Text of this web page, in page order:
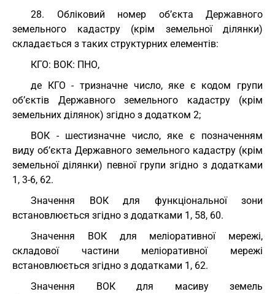
28. Обліковий номер об’єкта Державного
земельного кадастру (крім земельної ділянки)
складається з таких структурних елементів:
КГО: ВОК: ПНО,
де КГО - тризначне число, яке є кодом групи
об’єктів Державного земельного кадастру (крім
земельних ділянок) згідно з додатком 2;
ВОК - шестизначне число, яке є позначенням
виду об’єкта Державного земельного кадастру (крім
земельної ділянки) певної групи згідно з додатками
1, 3-6, 62.
Значення ВОК для функціональної зони
встановлюється згідно з додатками 1, 58, 60.
Значення ВОК для меліоративної мережі,
складової частини меліоративної мережі
встановлюється згідно з додатками 1, 62.
Значення ВОК для масиву земель